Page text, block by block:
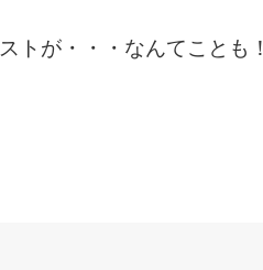
トが・・・なんてことも！